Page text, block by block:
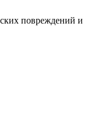
повреждений и